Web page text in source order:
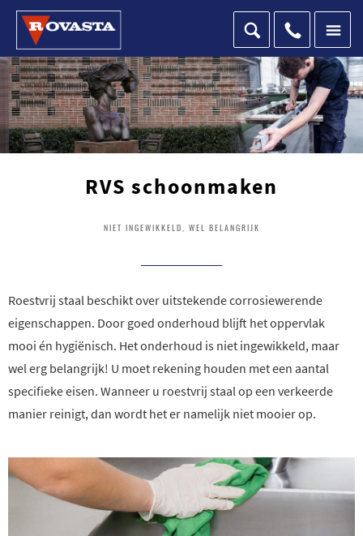
RVS schoonmaken
NIET INGEWIKKELD, WEL BELANGRIJK
Roestvrij staal beschikt over uitstekende corrosiewerende
eigenschappen. Door goed onderhoud blijft het oppervlak
mooi én hygiënisch. Het onderhoud is niet ingewikkeld, maar
wel erg belangrijk! U moet rekening houden met een aantal
specifieke eisen. Wanneer u roestvrij staal op een verkeerde
manier reinigt, dan wordt het er namelijk niet mooier op.